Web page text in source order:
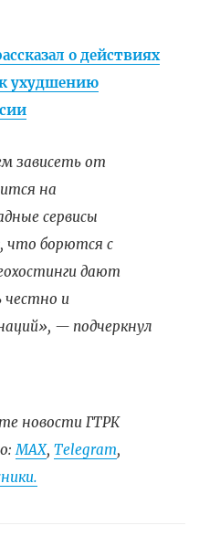
о действиях
ухудшению
зависеть от
на
сервисы
что борются с
дают
и
— подчеркнул
новости ГТРК
МАХ, Telegram,